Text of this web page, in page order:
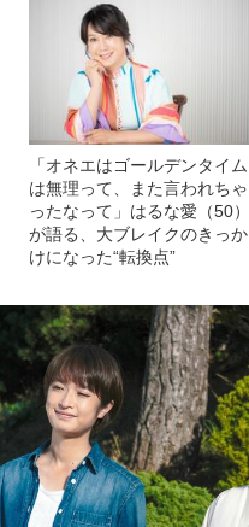
「オネエはゴールデンタイム
は無理って、また言われちゃ
ったなって」はるな愛（50）
が語る、大ブレイクのきっか
けになった“転換点”